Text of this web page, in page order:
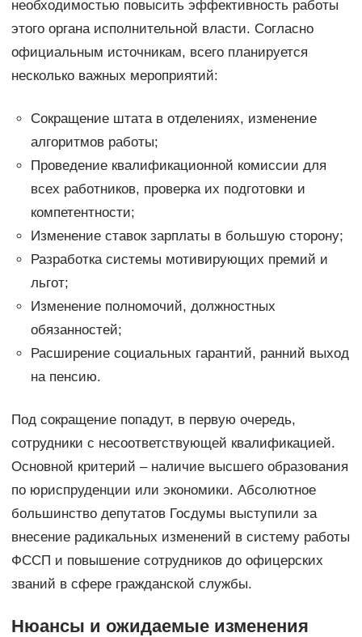
необходимостью повысить эффективность работы
этого органа исполнительной власти. Согласно
официальным источникам, всего планируется
несколько важных мероприятий:
Сокращение штата в отделениях, изменение
алгоритмов работы;
Проведение квалификационной комиссии для
всех работников, проверка их подготовки и
компетентности;
Изменение ставок зарплаты в большую сторону;
Разработка системы мотивирующих премий и
льгот;
Изменение полномочий, должностных
обязанностей;
Расширение социальных гарантий, ранний выход
на пенсию.
Под сокращение попадут, в первую очередь,
сотрудники с несоответствующей квалификацией.
Основной критерий – наличие высшего образования
по юриспруденции или экономики. Абсолютное
большинство депутатов Госдумы выступили за
внесение радикальных изменений в систему работы
ФССП и повышение сотрудников до офицерских
званий в сфере гражданской службы.
Нюансы и ожидаемые изменения